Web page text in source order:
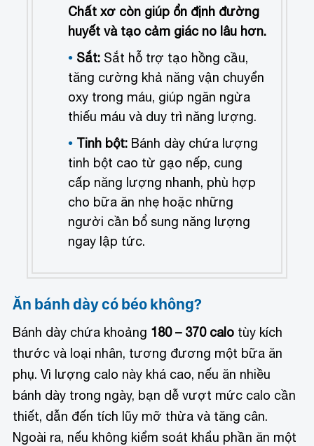
Chất xơ còn giúp ổn định đường
huyết và tạo cảm giác no lâu hơn.
Sắt: Sắt hỗ trợ tạo hồng cầu,
tăng cường khả năng vận chuyển
oxy trong máu, giúp ngăn ngừa
thiếu máu và duy trì năng lượng.
Tinh bột: Bánh dày chứa lượng
tinh bột cao từ gạo nếp, cung
cấp năng lượng nhanh, phù hợp
cho bữa ăn nhẹ hoặc những
người cần bổ sung năng lượng
ngay lập tức.
Ăn bánh dày có béo không?
Bánh dày chứa khoảng 180 – 370 calo tùy kích
thước và loại nhân, tương đương một bữa ăn
phụ. Vì lượng calo này khá cao, nếu ăn nhiều
bánh dày trong ngày, bạn dễ vượt mức calo cần
thiết, dẫn đến tích lũy mỡ thừa và tăng cân.
Ngoài ra, nếu không kiểm soát khẩu phần ăn một